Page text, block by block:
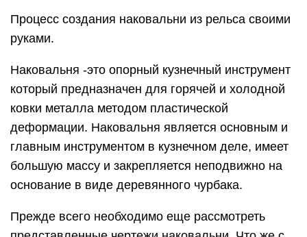
Процесс создания наковальни из рельса своими
руками.
Наковальня -это опорный кузнечный инструмент
который предназначен для горячей и холодной
ковки металла методом пластической
деформации. Наковальня является основным и
главным инструментом в кузнечном деле, имеет
большую массу и закрепляется неподвижно на
основание в виде деревянного чурбака.
Прежде всего необходимо еще рассмотреть